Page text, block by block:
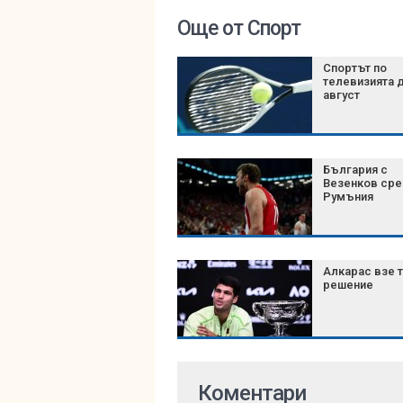
Още от Спорт
Спортът по
телевизията
август
България с
Везенков
Румъния
Алкарас взе
решение
Коментари